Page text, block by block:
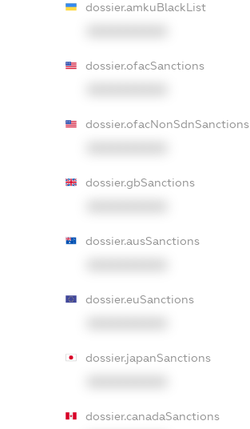
dossier.amkuBlackList
dossier.ofacSanctions
dossier.ofacNonSdnSanctions
dossier.gbSanctions
dossier.ausSanctions
dossier.euSanctions
dossier.japanSanctions
dossier.canadaSanctions